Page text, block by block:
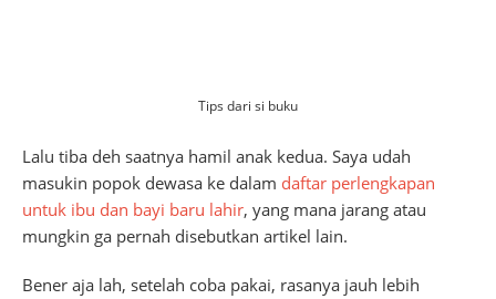
Tips dari si buku
Lalu tiba deh saatnya hamil anak kedua. Saya udah
masukin popok dewasa ke dalam daftar perlengkapan
untuk ibu dan bayi baru lahir, yang mana jarang atau
mungkin ga pernah disebutkan artikel lain.
Bener aja lah, setelah coba pakai, rasanya jauh lebih